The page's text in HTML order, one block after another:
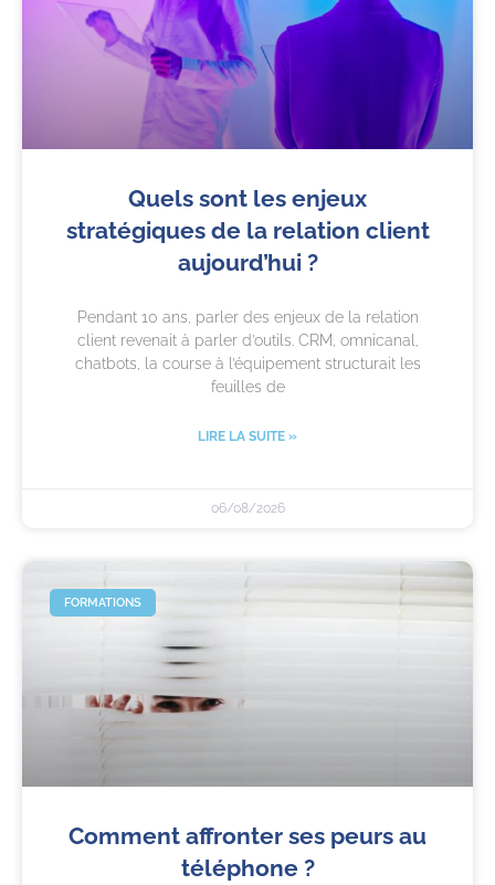
Quels sont les enjeux
stratégiques de la relation client
aujourd’hui ?
Pendant 10 ans, parler des enjeux de la relation
client revenait à parler d’outils. CRM, omnicanal,
chatbots, la course à l’équipement structurait les
feuilles de
LIRE LA SUITE »
06/08/2026
FORMATIONS
Comment affronter ses peurs au
téléphone ?